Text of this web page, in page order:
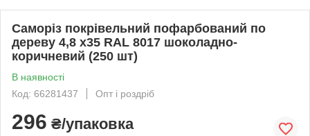
Саморіз покрівельний пофарбований по
дереву 4,8 х35 RAL 8017 шоколадно-
коричневий (250 шт)
В наявності
Код: 66281437
Опт і роздріб
296 ₴/упаковка